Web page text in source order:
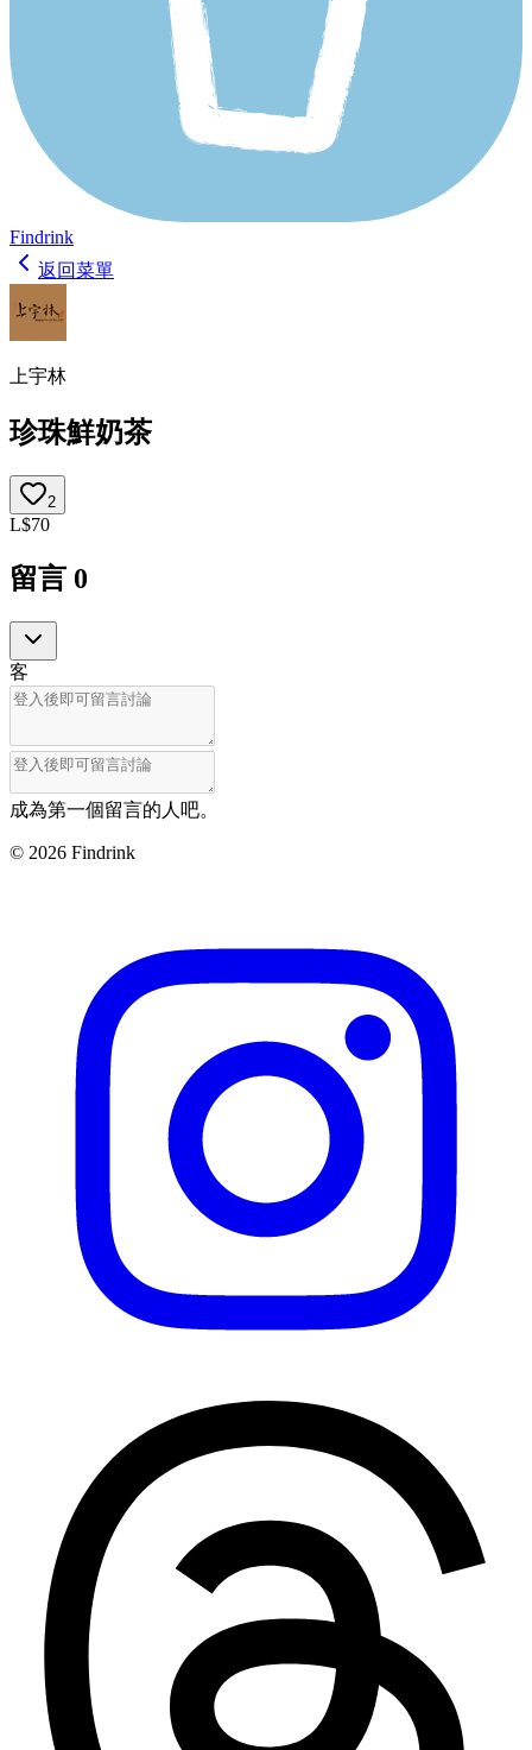
Findrink
返回菜單
上宇林
珍珠鮮奶茶
2
L$70
留言 0
客
成為第一個留言的人吧。
© 2026 Findrink